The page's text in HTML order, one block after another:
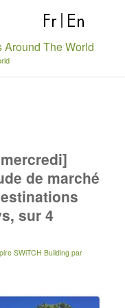
Fr En
Around The World
de marché
sur 4
SWiTCH Building par